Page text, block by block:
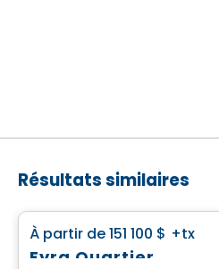
Résultats similaires
À partir de151 100 $ +tx
Fyra Quartier